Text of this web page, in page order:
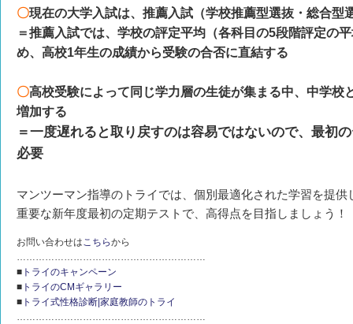
〇現在の大学入試は、推薦入試（学校推薦型選抜・総合型
＝推薦入試では、学校の評定平均（各科目の5段階評定の
め、高校1年生の成績から受験の合否に直結する
〇高校受験によって同じ学力層の生徒が集まる中、中学校
増加する
＝一度遅れると取り戻すのは容易ではないので、最初
必要
マンツーマン指導のトライでは、個別最適化された学習を提供
重要な新年度最初の定期テストで、高得点を目指しましょう！
お問い合わせはこちらから
……………………………………………………
■ トライのキャンペーン
■ トライのCMギャラリー
■ トライ式性格診断|家庭教師のトライ
……………………………………………………